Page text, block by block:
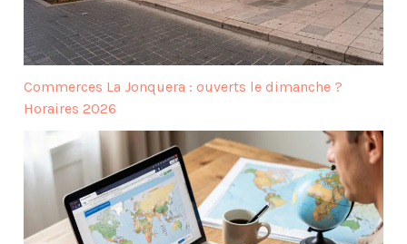
Commerces La Jonquera : ouverts le dimanche ?
Horaires 2026